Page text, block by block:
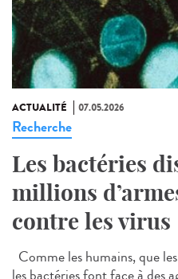
ACTUALITÉ 07.05.2026
Recherche
Les bactéries
millions
contre les virus
Comme les humains, que
les bactéries font face à des